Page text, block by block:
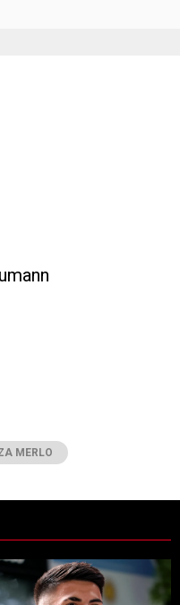
MERLO
y Vasco da Gama
artículo de tendencia con el